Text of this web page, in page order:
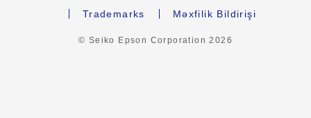
Trademarks
Məxfilik Bildirişi
© Seiko Epson Corporation2026